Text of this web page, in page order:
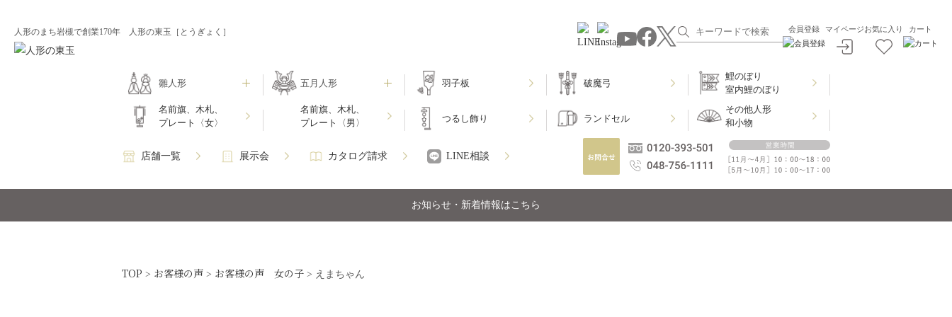
人形のまち岩槻で創業170年 人形の東玉［とうぎょく］ 会員登録 マイページお気に入り カート
雛人形 五月人形 羽子板 破魔弓
鯉のぼり
室内鯉のぼり
名前旗、木札、
プレート〈女〉
名前旗、木札、
プレート〈男〉
つるし飾り ランドセル
その他人形
和小物
店舗一覧 展示会 カタログ請求 LINE相談
お知らせ・新着情報はこちら
TOP > お客様の声 > お客様の声 女の子 > えまちゃん